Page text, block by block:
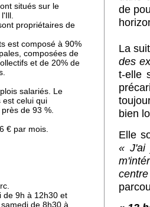
une
les
se
la
bonne
pour le
situés sur le
propriétaires de
est composé à 90%
composées de
et de 20% de
salariés. Le
est celui qui
de 93 %.
€ par mois.
de 9h à 12h30 et
de 8h30 à
de
La
des
t-elle
bien
Elle
« J'ai